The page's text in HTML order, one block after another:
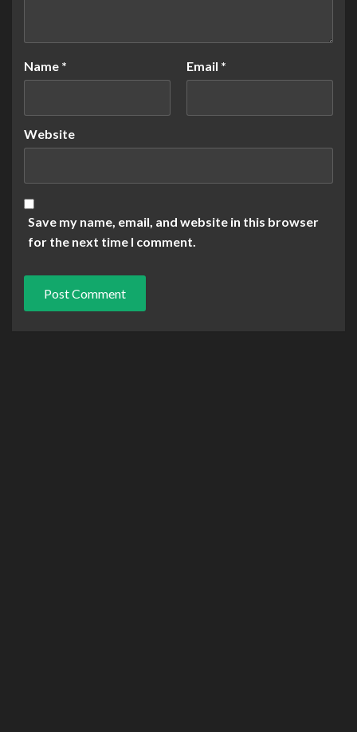
Name * Email *
Website
Save my name, email, and website in this browser
for the next time I comment.